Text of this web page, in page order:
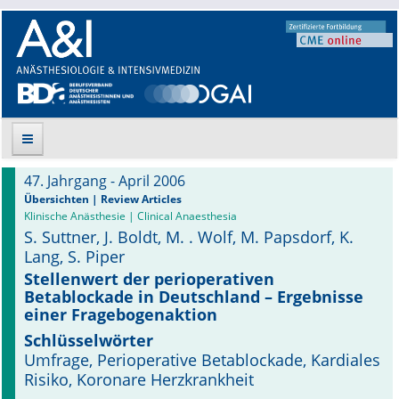
Suche
Aktuelle Ausgabe
Leitlinien
Archiv
Supplements
47. Jahrgang - April 2006
Übersichten | Review Articles
Klinische Anästhesie | Clinical Anaesthesia
S. Suttner, J. Boldt, M. . Wolf, M. Papsdorf, K.
Lang, S. Piper
Stellenwert der perioperativen
Betablockade in Deutschland – Ergebnisse
einer Fragebogenaktion
Schlüsselwörter
Umfrage, Perioperative Betablockade, Kardiales
Risiko, Koronare Herzkrankheit